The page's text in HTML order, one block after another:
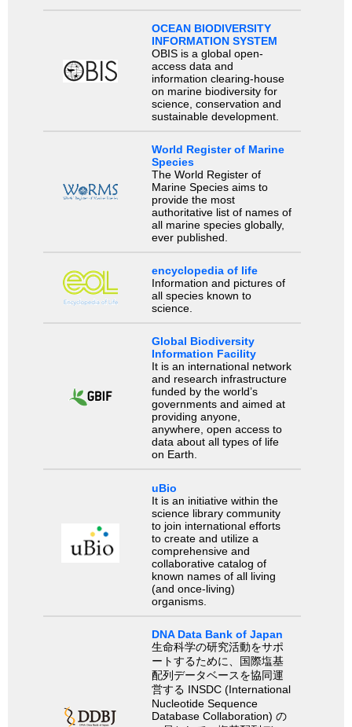
OCEAN BIODIVERSITY
INFORMATION SYSTEM
OBIS is a global open-
access data and
information clearing-house
on marine biodiversity for
science, conservation and
sustainable development.
World Register of Marine
Species
The World Register of
Marine Species aims to
provide the most
authoritative list of names of
all marine species globally,
ever published.
encyclopedia of life
Information and pictures of
all species known to
science.
Global Biodiversity
Information Facility
It is an international network
and research infrastructure
funded by the world’s
governments and aimed at
providing anyone,
anywhere, open access to
data about all types of life
on Earth.
uBio
It is an initiative within the
science library community
to join international efforts
to create and utilize a
comprehensive and
collaborative catalog of
known names of all living
(and once-living)
organisms.
DNA Data Bank of Japan
生命科学の研究活動をサポ
ートするために、国際塩基
配列データベースを協同運
営する INSDC (International
Nucleotide Sequence
Database Collaboration) の